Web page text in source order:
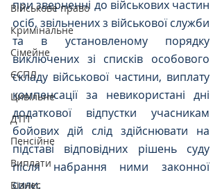
Військове право
Кримінальне
Сімейне
ЄСПЛ
Цивільне
ДТП
Пенсійне
Виплати
Бізнес
при зверненні до військових частин
осіб, звільнених з військової служби
та в установленому порядку
виключених зі списків особового
складу військової частини, виплату
компенсації за невикористані дні
додаткової відпустки учасникам
бойових дій слід здійснювати на
підставі відповідних рішень суду
після набрання ними законної
сили.